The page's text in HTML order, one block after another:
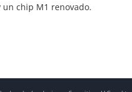
chip M1 renovado.